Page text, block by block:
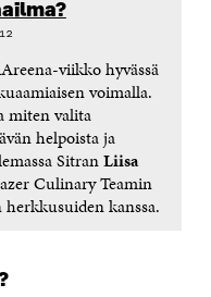
viikko hyvässä
voimalla.
miten valita
helpoista ja
SitranLiisa
Culinary Teamin
kanssa.